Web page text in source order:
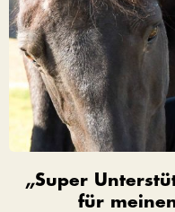
„Super
für